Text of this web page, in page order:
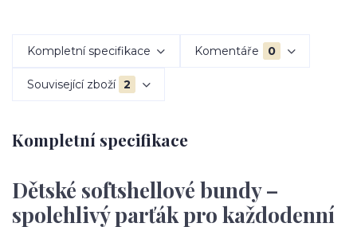
Kompletní specifikace Komentáře 0
Související zboží 2
Kompletní specifikace
Dětské softshellové bundy –
spolehlivý parťák pro každodenní